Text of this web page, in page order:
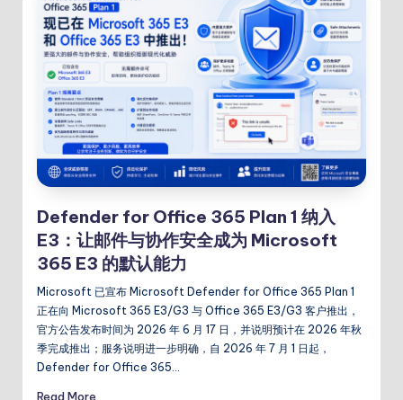
Defender for Office 365 Plan 1 纳入
E3：让邮件与协作安全成为 Microsoft
365 E3 的默认能力
Microsoft 已宣布 Microsoft Defender for Office 365 Plan 1
正在向 Microsoft 365 E3/G3 与 Office 365 E3/G3 客户推出，
官方公告发布时间为 2026 年 6 月 17 日，并说明预计在 2026 年秋
季完成推出；服务说明进一步明确，自 2026 年 7 月 1 日起，
Defender for Office 365…
Read More